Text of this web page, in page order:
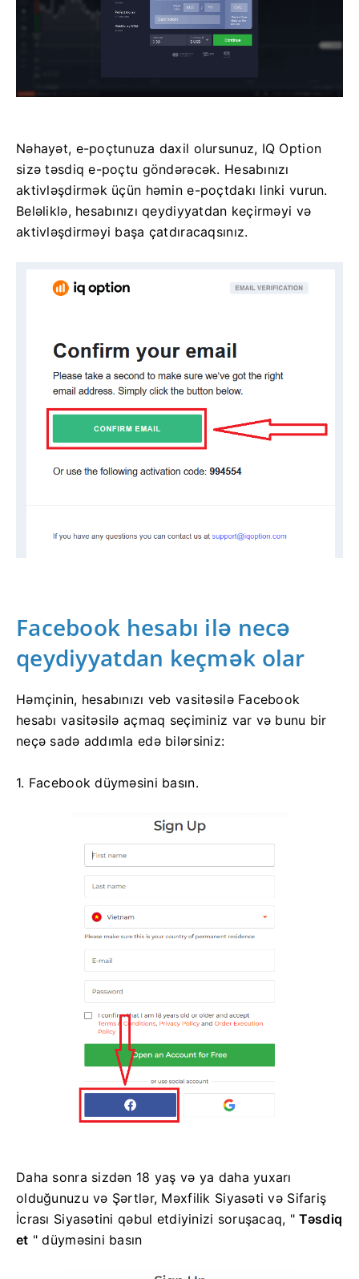
Nəhayət, e-poçtunuza daxil olursunuz, IQ Option
sizə təsdiq e-poçtu göndərəcək. Hesabınızı
aktivləşdirmək üçün həmin e-poçtdakı linki vurun.
Beləliklə, hesabınızı qeydiyyatdan keçirməyi və
aktivləşdirməyi başa çatdıracaqsınız.
Facebook hesabı ilə necə
qeydiyyatdan keçmək olar
Həmçinin, hesabınızı veb vasitəsilə Facebook
hesabı vasitəsilə açmaq seçiminiz var və bunu bir
neçə sadə addımla edə bilərsiniz:
1. Facebook düyməsini basın.
Daha sonra sizdən 18 yaş və ya daha yuxarı
olduğunuzu və Şərtlər, Məxfilik Siyasəti və Sifariş
İcrası Siyasətini qəbul etdiyinizi soruşacaq, "Təsdiq
et " düyməsini basın